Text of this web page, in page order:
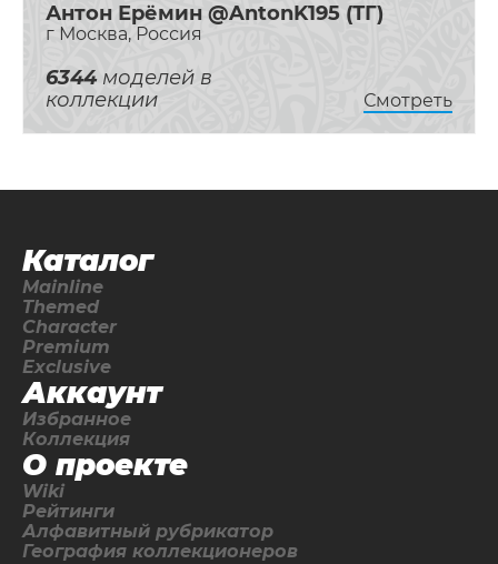
Антон Ерёмин @AntonK195 (ТГ)
г Москва, Россия
6344моделей в
коллекции
Смотреть
Каталог
Mainline
Themed
Character
Premium
Exclusive
Аккаунт
Избранное
Коллекция
О проекте
Wiki
Рейтинги
Алфавитный рубрикатор
География коллекционеров